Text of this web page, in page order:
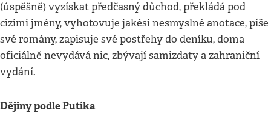
(úspěšně) vyzískat předčasný důchod, překládá pod
cizími jmény, vyhotovuje jakési nesmyslné anotace, píše
své romány, zapisuje své postřehy do deníku, doma
oficiálně nevydává nic, zbývají samizdaty a zahraniční
vydání.
Dějiny podle Putíka